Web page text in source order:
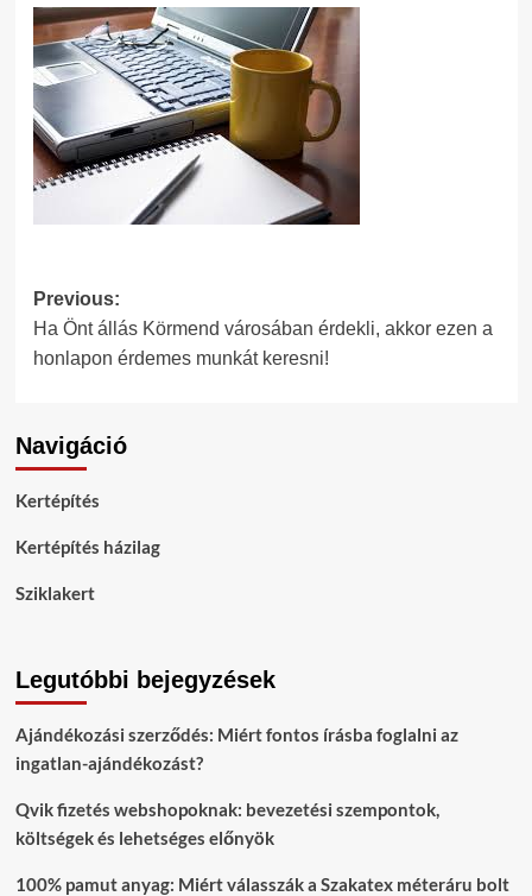
Post
navigation
Previous:
Ha Önt állás Körmend városában érdekli, akkor ezen a
honlapon érdemes munkát keresni!
Navigáció
Kertépítés
Kertépítés házilag
Sziklakert
Legutóbbi bejegyzések
Ajándékozási szerződés: Miért fontos írásba foglalni az
ingatlan-ajándékozást?
Qvik fizetés webshopoknak: bevezetési szempontok,
költségek és lehetséges előnyök
100% pamut anyag: Miért válasszák a Szakatex méteráru bolt